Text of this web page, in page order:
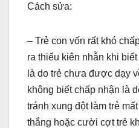
Cách sửa:
– Trẻ con vốn rất khó
ra thiếu kiên nhẫn khi
là do trẻ chưa được dạy
không biết chấp nhận là
tránh xung đột làm trẻ
thắng hoặc cười cợt trẻ